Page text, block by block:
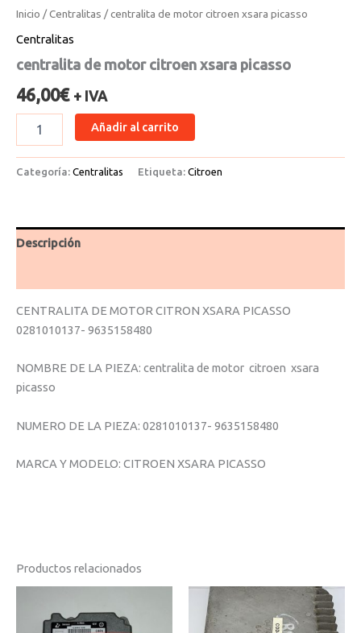
Inicio /Centralitas / centralita de motor citroen xsara picasso
Centralitas
centralita de motor citroen xsara picasso
46,00€ + IVA
Añadir al carrito
Categoría: Centralitas Etiqueta: Citroen
Descripción
CENTRALITA DE MOTOR CITRON XSARA PICASSO
0281010137- 9635158480
NOMBRE DE LA PIEZA: centralita de motor citroen xsara
picasso
NUMERO DE LA PIEZA: 0281010137- 9635158480
MARCA Y MODELO: CITROEN XSARA PICASSO
Productos relacionados